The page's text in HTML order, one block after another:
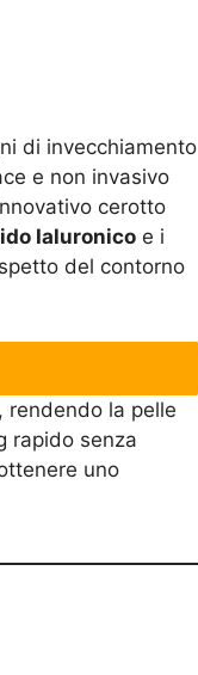
di invecchiamento
e non invasivo
cerotto
Ialuronico e i
del contorno
rendendo la pelle
rapido senza
uno